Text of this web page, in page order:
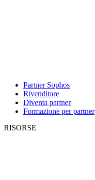
Partner Sophos
Rivenditore
Diventa partner
Formazione per partner
RISORSE